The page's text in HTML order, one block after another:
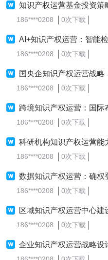
知识产权运营基金投资策
186****0208 0次下载
AI+知识产权运营：智能
186****0208 0次下载
国央企知识产权运营战略
186****0208 0次下载
跨境知识产权运营：国际
186****0208 0次下载
科研机构知识产权运营能
186****0208 0次下载
数据知识产权运营：确权
186****0208 0次下载
区域知识产权运营中心建
186****0208 0次下载
企业知识产权运营战略设